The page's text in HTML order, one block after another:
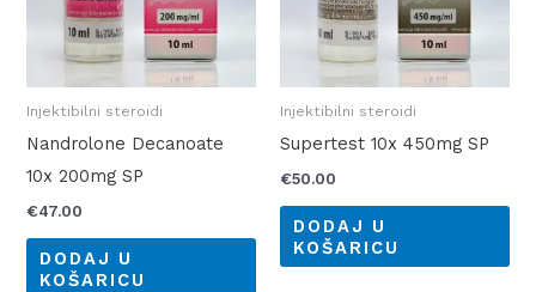
Injektibilni steroidi
Nandrolone Decanoate
10x 200mg SP
€47.00
DODAJ U
KOŠARICU
Injektibilni steroidi
Supertest 10x 450mg SP
€50.00
DODAJ U
KOŠARICU